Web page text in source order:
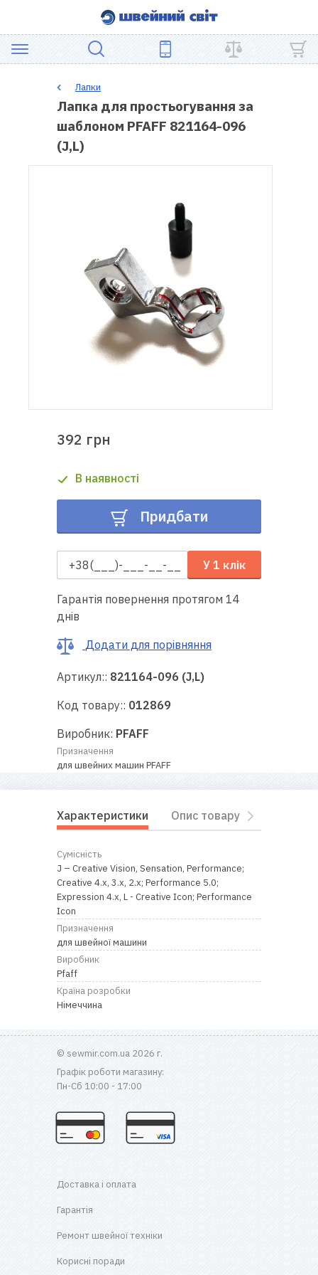
ШВЕЙНЕ
ОБЛАДНАННЯ
ЗАПЧАСТИНИ
Гарантія
Ремонт
техніки
поради
Контакти
Про
нас
Лапки
Лапка для простьогування за
шаблоном PFAFF 821164-096
(J,L)
392 грн
В наявності
Придбати
У 1 клік
Гарантія повернення протягом 14
днів
Додати для порівняння
Артикул:: 821164-096 (J,L)
Код товару:: 012869
Виробник: PFAFF
Призначення
для швейних машин PFAFF
Характеристики Опис товару
Сумісність
J – Creative Vision, Sensation, Performance;
Creative 4.x, 3.x, 2.x; Performance 5.0;
Expression 4.x, L - Creative Icon; Performance
Icon
Призначення
для швейної машини
Виробник
Pfaff
Країна розробки
Німеччина
© sewmir.com.ua 2026 г.
Графік роботи магазину:
Пн-Сб 10:00 - 17:00
Доставка і оплата
Гарантія
Ремонт швейної техніки
Корисні поради